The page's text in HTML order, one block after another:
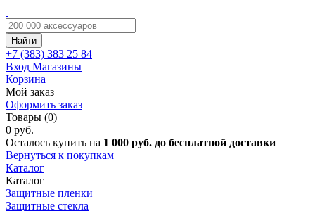
Найти
+7 (383) 383 25 84
Вход Магазины
Корзина
Мой заказ
Оформить заказ
Товары (0)
0 руб.
Осталось купить на 1 000 руб. до бесплатной доставки
Вернуться к покупкам
Каталог
Каталог
Защитные пленки
Защитные стекла